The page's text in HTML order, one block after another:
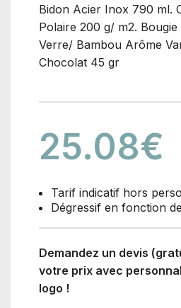
Bidon Acier Inox 790 ml.
Polaire 200 g/ m2.
Verre/ Bambou Arôme
Chocolat 45 gr
25.08€
Tarif indicatif hors
Dégressif en fonction
Demandez un devis
votre prix avec
logo !